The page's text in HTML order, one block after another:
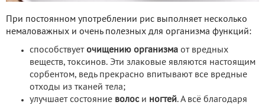
При постоянном употреблении рис выполняет несколько
немаловажных и очень полезных для организма функций:
способствует очищению организма от вредных
веществ, токсинов. Эти злаковые являются настоящим
сорбентом, ведь прекрасно впитывают все вредные
отходы из тканей тела;
улучшает состояние волоси ногтей. А всё благодаря